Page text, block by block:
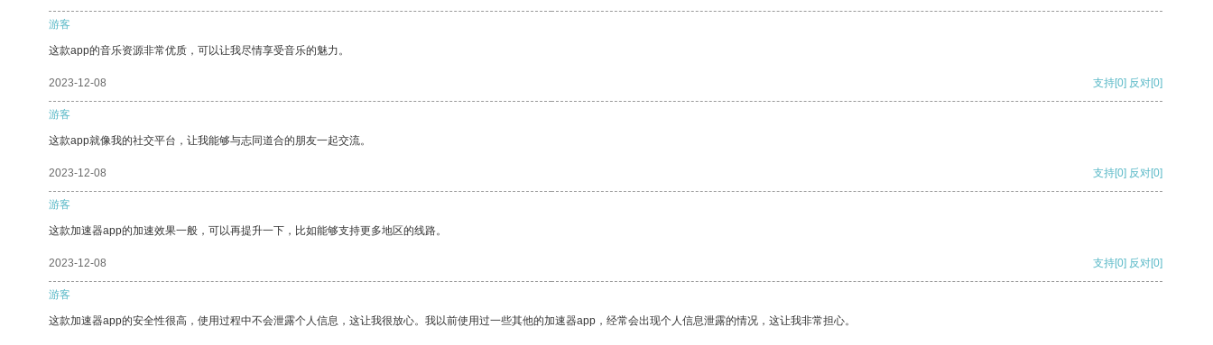
游客
这款app的音乐资源非常优质，可以让我尽情享受音乐的魅力。
2023-12-08 支持[0] 反对[0]
游客
这款app就像我的社交平台，让我能够与志同道合的朋友一起交流。
2023-12-08 支持[0] 反对[0]
游客
这款加速器app的加速效果一般，可以再提升一下，比如能够支持更多地区的线路。
2023-12-08 支持[0] 反对[0]
游客
这款加速器app的安全性很高，使用过程中不会泄露个人信息，这让我很放心。我以前使用过一些其他的加速器app，经常会出现个人信息泄露的情况，这让我非常担心。